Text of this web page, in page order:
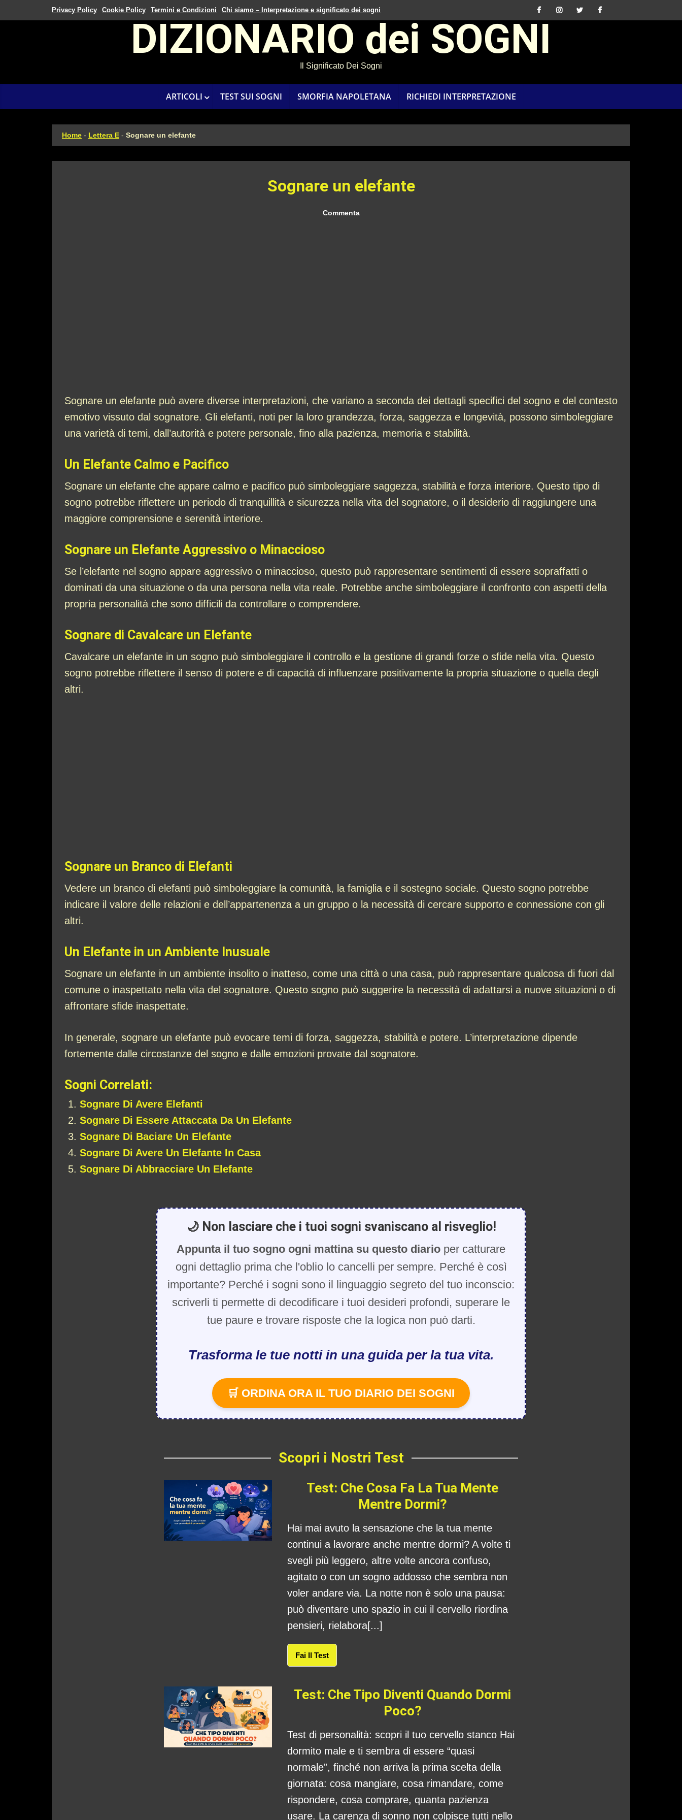
Privacy Policy Cookie Policy Termini e Condizioni Chi siamo – Interpretazione e significato dei sogni
DIZIONARIO dei SOGNI
Il Significato Dei Sogni
ARTICOLI TEST SUI SOGNI SMORFIA NAPOLETANA RICHIEDI INTERPRETAZIONE
Home - Lettera E - Sognare un elefante
Sognare un elefante
Commenta
Sognare un elefante può avere diverse interpretazioni, che variano a seconda dei dettagli specifici del sogno e del contesto
emotivo vissuto dal sognatore. Gli elefanti, noti per la loro grandezza, forza, saggezza e longevità, possono simboleggiare
una varietà di temi, dall’autorità e potere personale, fino alla pazienza, memoria e stabilità.
Un Elefante Calmo e Pacifico
Sognare un elefante che appare calmo e pacifico può simboleggiare saggezza, stabilità e forza interiore. Questo tipo di
sogno potrebbe riflettere un periodo di tranquillità e sicurezza nella vita del sognatore, o il desiderio di raggiungere una
maggiore comprensione e serenità interiore.
Sognare un Elefante Aggressivo o Minaccioso
Se l’elefante nel sogno appare aggressivo o minaccioso, questo può rappresentare sentimenti di essere sopraffatti o
dominati da una situazione o da una persona nella vita reale. Potrebbe anche simboleggiare il confronto con aspetti della
propria personalità che sono difficili da controllare o comprendere.
Sognare di Cavalcare un Elefante
Cavalcare un elefante in un sogno può simboleggiare il controllo e la gestione di grandi forze o sfide nella vita. Questo
sogno potrebbe riflettere il senso di potere e di capacità di influenzare positivamente la propria situazione o quella degli
altri.
Sognare un Branco di Elefanti
Vedere un branco di elefanti può simboleggiare la comunità, la famiglia e il sostegno sociale. Questo sogno potrebbe
indicare il valore delle relazioni e dell’appartenenza a un gruppo o la necessità di cercare supporto e connessione con gli
altri.
Un Elefante in un Ambiente Inusuale
Sognare un elefante in un ambiente insolito o inatteso, come una città o una casa, può rappresentare qualcosa di fuori dal
comune o inaspettato nella vita del sognatore. Questo sogno può suggerire la necessità di adattarsi a nuove situazioni o di
affrontare sfide inaspettate.
In generale, sognare un elefante può evocare temi di forza, saggezza, stabilità e potere. L’interpretazione dipende
fortemente dalle circostanze del sogno e dalle emozioni provate dal sognatore.
Sogni Correlati:
Sognare Di Avere Elefanti
Sognare Di Essere Attaccata Da Un Elefante
Sognare Di Baciare Un Elefante
Sognare Di Avere Un Elefante In Casa
Sognare Di Abbracciare Un Elefante
🌙 Non lasciare che i tuoi sogni svaniscano al risveglio!
Appunta il tuo sogno ogni mattina su questo diario per catturare
ogni dettaglio prima che l'oblio lo cancelli per sempre. Perché è così
importante? Perché i sogni sono il linguaggio segreto del tuo inconscio:
scriverli ti permette di decodificare i tuoi desideri profondi, superare le
tue paure e trovare risposte che la logica non può darti.
Trasforma le tue notti in una guida per la tua vita.
🛒 ORDINA ORA IL TUO DIARIO DEI SOGNI
Scopri i Nostri Test
Test: Che Cosa Fa La Tua Mente
Mentre Dormi?
Hai mai avuto la sensazione che la tua mente
continui a lavorare anche mentre dormi? A volte ti
svegli più leggero, altre volte ancora confuso,
agitato o con un sogno addosso che sembra non
voler andare via. La notte non è solo una pausa:
può diventare uno spazio in cui il cervello riordina
pensieri, rielabora[...]
Fai Il Test
Test: Che Tipo Diventi Quando Dormi
Poco?
Test di personalità: scopri il tuo cervello stanco Hai
dormito male e ti sembra di essere “quasi
normale”, finché non arriva la prima scelta della
giornata: cosa mangiare, cosa rimandare, come
rispondere, cosa comprare, quanta pazienza
usare. La carenza di sonno non colpisce tutti nello